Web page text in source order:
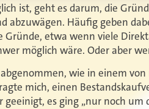
ist, geht es darum, die
abzuwägen. Häufig geben
Gründe, etwa wenn viele
möglich wäre. Oder aber
wie in einem
mich, einen
es ging „nur noch um